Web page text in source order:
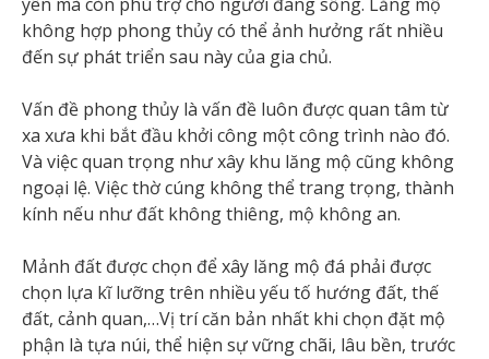
không hợp phong thủy có thể ảnh hưởng rất nhiều
đến sự phát triển sau này của gia chủ.
Vấn đề phong thủy là vấn đề luôn được quan tâm từ
xa xưa khi bắt đầu khởi công một công trình nào đó.
Và việc quan trọng như xây khu lăng mộ cũng không
ngoại lệ. Việc thờ cúng không thể trang trọng, thành
kính nếu như đất không thiêng, mộ không an.
Mảnh đất được chọn để xây lăng mộ đá phải được
chọn lựa kĩ lưỡng trên nhiều yếu tố hướng đất, thế
đất, cảnh quan,…Vị trí căn bản nhất khi chọn đặt mộ
phận là tựa núi, thể hiện sự vững chãi, lâu bền, trước